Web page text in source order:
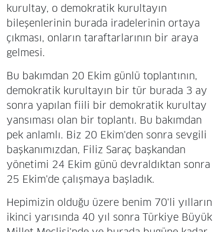
kurultay, o demokratik kurultayın
bileşenlerinin burada iradelerinin ortaya
çıkması, onların taraftarlarının bir araya
gelmesi.
Bu bakımdan 20 Ekim günlü toplantının,
demokratik kurultayın bir tür burada 3 ay
sonra yapılan fiili bir demokratik kurultay
yansıması olan bir toplantı. Bu bakımdan
pek anlamlı. Biz 20 Ekim'den sonra sevgili
başkanımızdan, Filiz Saraç başkandan
yönetimi 24 Ekim günü devraldıktan sonra
25 Ekim'de çalışmaya başladık.
Hepimizin olduğu üzere benim 70'li yılların
ikinci yarısında 40 yıl sonra Türkiye Büyük